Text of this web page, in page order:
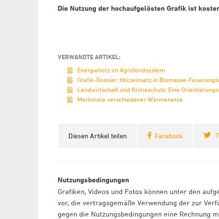
Die Nutzung der hochaufgelösten Grafik ist
VERWANDTE ARTIKEL:
Energieholz im Agroforstsystem
Grafik-Dossier: Holzeinsatz in Biomasse-
Landwirtschaft und Klimaschutz: Eine
Merkmale verschiedener Wärmenetze
Diesen Artikel teilen Facebook
Nutzungsbedingungen
Grafiken, Videos und Fotos können unter den
vor, die vertragsgemäße Verwendung der zur
gegen die Nutzungsbedingungen eine Rechnung